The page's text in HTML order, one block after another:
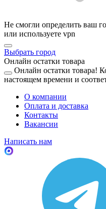
Не смогли определить ваш
или используете vpn
Выбрать город
Онлайн остатки товара
Онлайн остатки товара!
настоящем времени и
О компании
Оплата и доставка
Контакты
Вакансии
Написать нам